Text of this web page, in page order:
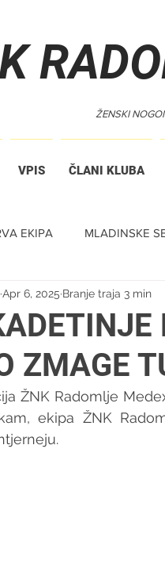
ŽENSKI
VPIS ČLANI KLUBA
EKIPA MLADINSKE
ZMAGE
Apr 6, 2025 Branje traja 3 min
ŽNK Radomlje
ekipa ŽNK